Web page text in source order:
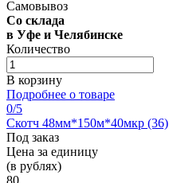
Самовывоз
Со склада
в Уфе и Челябинске
Количество
В корзину
Подробнее о товаре
0/5
Скотч 48мм*150м*40мкр (36)
Под заказ
Цена за единицу
(в рублях)
80